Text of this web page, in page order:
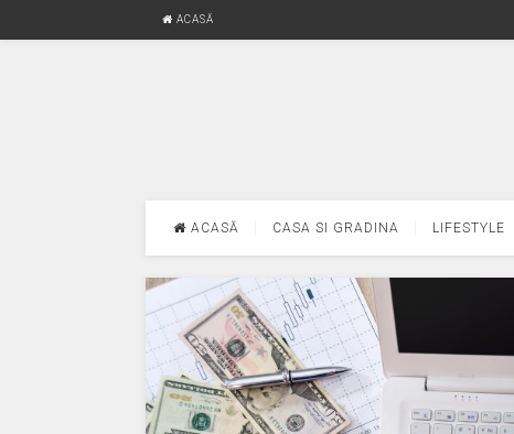
ACASĂ
ACASĂ CASA SI GRADINA LIFESTYLE